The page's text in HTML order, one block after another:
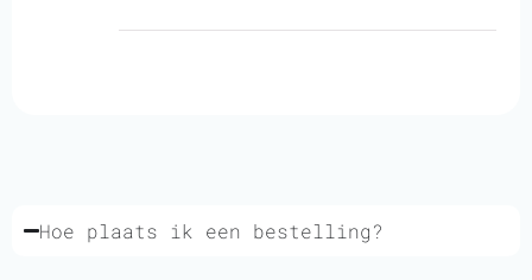
Hoe plaats ik een bestelling?